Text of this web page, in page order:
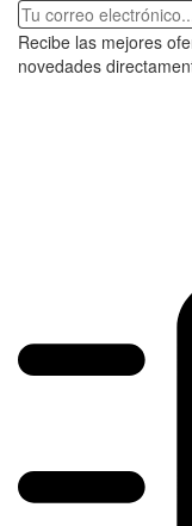
Recibe las mejores
novedades